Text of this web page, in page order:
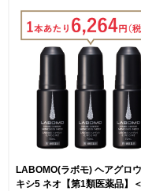
LABOMO(ラボモ) ヘアグロ
キシ5 ネオ【第1類医薬品】